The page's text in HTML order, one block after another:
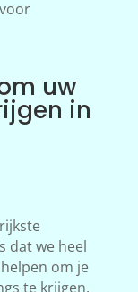
uw
in
dat we heel
om je
te krijgen.